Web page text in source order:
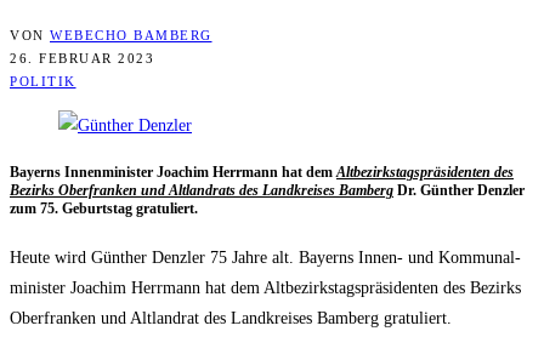
VON WEBECHO BAMBERG
26. FEBRUAR 2023
POLITIK
Bay­erns Innen­mi­nis­ter Joa­chim Herr­mann hat demAlt­be­zirks­tags­prä­si­den­ten des
Bezirks Ober­fran­ken und Alt­land­rats des Land­krei­ses Bam­berg Dr. Gün­ther Denz­ler
zum 75. Geburts­tag gratuliert.
Heu­te wird Gün­ther Denz­ler 75 Jah­re alt. Bay­erns Innen- und Kom­mu­nal­
mi­nis­ter Joa­chim Herr­mann hat dem Alt­be­zirks­tags­prä­si­den­ten des Bezirks
Ober­fran­ken und Alt­land­rat des Land­krei­ses Bam­berg gratuliert.